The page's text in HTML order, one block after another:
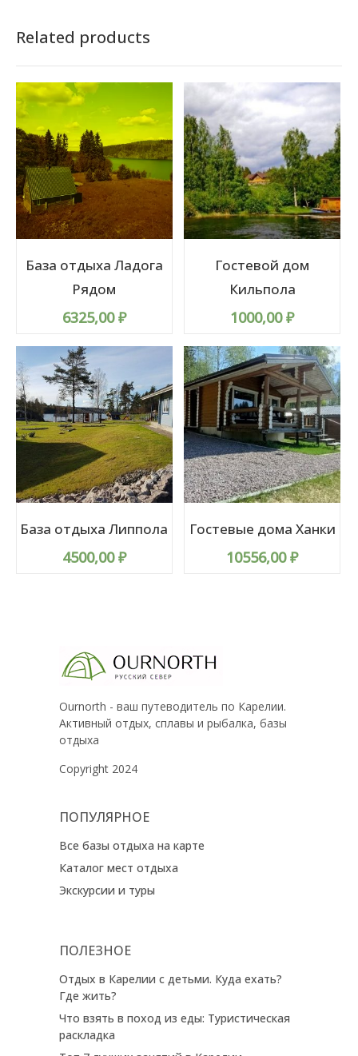
Related products
База отдыха Ладога
Рядом
6325,00₽
Гостевой дом
Кильпола
1000,00₽
База отдыха Липпола
4500,00₽
Гостевые дома Ханки
10556,00₽
Ournorth - ваш путеводитель по Карелии.
Активный отдых, сплавы и рыбалка, базы
отдыха
Copyright 2024
ПОПУЛЯРНОЕ
Все базы отдыха на карте
Каталог мест отдыха
Экскурсии и туры
ПОЛЕЗНОЕ
Отдых в Карелии с детьми. Куда ехать?
Где жить?
Что взять в поход из еды: Туристическая
раскладка